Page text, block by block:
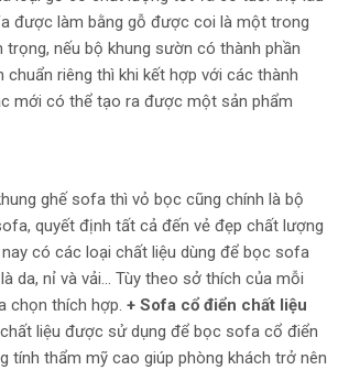
được làm bằng gỗ được coi là một trong
trọng, nếu bộ khung sườn có thành phần
chuẩn riêng thì khi kết hợp với các thành
mới có thể tạo ra được một sản phẩm
ghế sofa thì vỏ bọc cũng chính là bộ
quyết định tất cả đến vẻ đẹp chất lượng
có các loại chất liệu dùng để bọc sofa
da, nỉ và vải… Tùy theo sở thích của mỗi
chọn thích hợp. + Sofa cổ điển chất liệu
liệu được sử dụng để bọc sofa cổ điển
tính thẩm mỹ cao giúp phòng khách trở nên